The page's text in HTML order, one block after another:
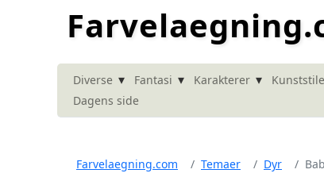
Diverse ▾ Fantasi ▾ Karakterer ▾ Kunststile
Dagens side
Farvelaegning.com Temaer Dyr